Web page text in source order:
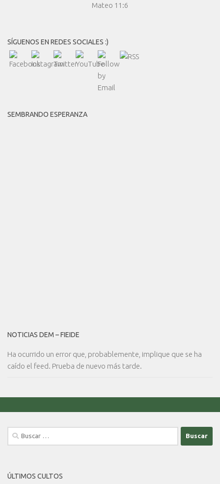
Mateo 11:6
SÍGUENOS EN REDES SOCIALES :)
SEMBRANDO ESPERANZA
NOTICIAS DEM – FIEIDE
Ha ocurrido un error que, probablemente, implique que se ha
caído el feed. Prueba de nuevo más tarde.
Buscar:
ÚLTIMOS CULTOS